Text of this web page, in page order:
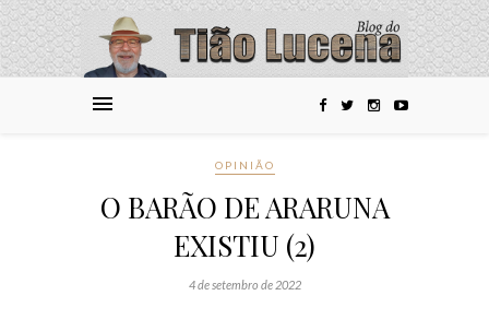
OPINIÃO
O BARÃO DE ARARUNA
EXISTIU (2)
4 de setembro de 2022